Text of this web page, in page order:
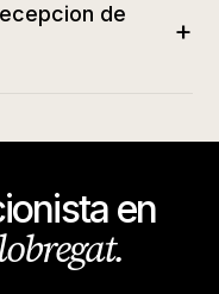
de
+
en
.